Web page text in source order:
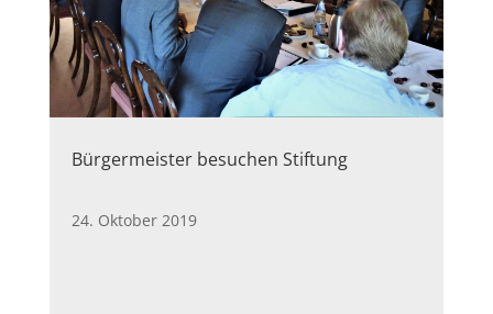
Bürgermeister besuchen Stiftung
24. Oktober 2019